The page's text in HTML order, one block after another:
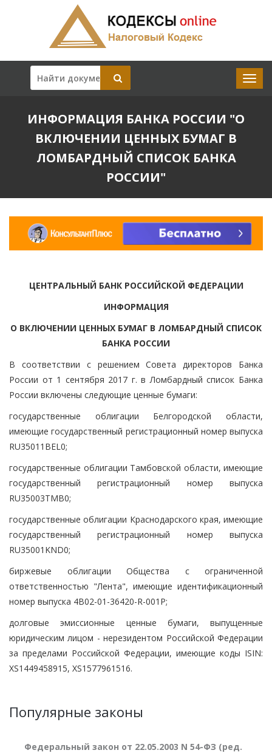
ИНФОРМАЦИЯ БАНКА РОССИИ "О
ВКЛЮЧЕНИИ ЦЕННЫХ БУМАГ В
ЛОМБАРДНЫЙ СПИСОК БАНКА
РОССИИ"
ЦЕНТРАЛЬНЫЙ БАНК РОССИЙСКОЙ ФЕДЕРАЦИИ
ИНФОРМАЦИЯ
О ВКЛЮЧЕНИИ ЦЕННЫХ БУМАГ В ЛОМБАРДНЫЙ СПИСОК
БАНКА РОССИИ
В соответствии с решением Совета директоров Банка
России от 1 сентября 2017 г. в Ломбардный список Банка
России включены следующие ценные бумаги:
государственные облигации Белгородской области,
имеющие государственный регистрационный номер выпуска
RU35011BEL0;
государственные облигации Тамбовской области, имеющие
государственный регистрационный номер выпуска
RU35003TMB0;
государственные облигации Краснодарского края, имеющие
государственный регистрационный номер выпуска
RU35001KND0;
биржевые облигации Общества с ограниченной
ответственностью "Лента", имеющие идентификационный
номер выпуска 4B02-01-36420-R-001P;
долговые эмиссионные ценные бумаги, выпущенные
юридическим лицом - нерезидентом Российской Федерации
за пределами Российской Федерации, имеющие коды ISIN:
XS1449458915, XS1577961516.
Популярные законы
Федеральный закон от 22.05.2003 N 54-ФЗ (ред.